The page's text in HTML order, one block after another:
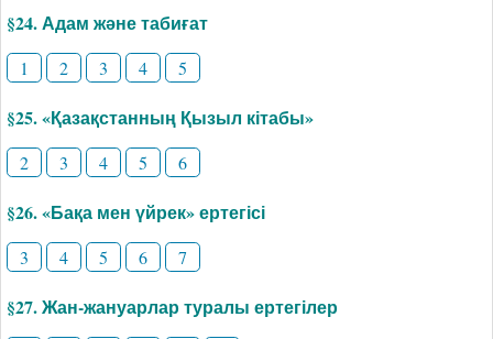
§24. Адам және табиғат
1 2 3 4 5
§25. «Қазақстанның Қызыл кітабы»
2 3 4 5 6
§26. «Бақа мен үйрек» ертегісі
3 4 5 6 7
§27. Жан-жануарлар туралы ертегілер